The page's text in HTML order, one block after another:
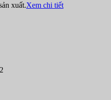
xuất.Xem chi tiết